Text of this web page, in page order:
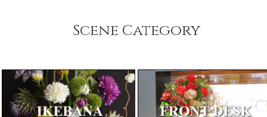
Scene Category